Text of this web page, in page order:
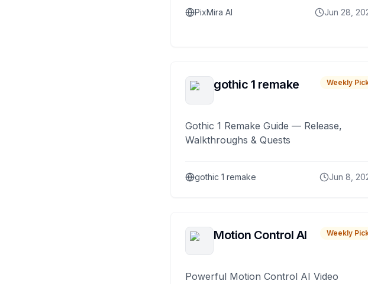
PixMira AI Jun 28,
gothic 1 remake Weekly
Gothic 1 Remake Guide — Release,
Walkthroughs & Quests
gothic 1 remake Jun 8,
Motion Control AI Weekly
Powerful Motion Control AI Video